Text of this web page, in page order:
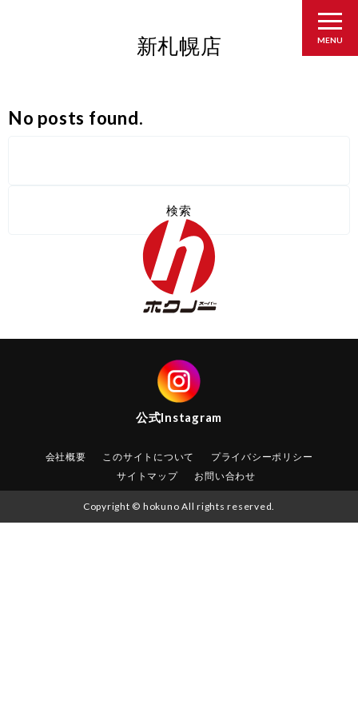
MENU
新札幌店
No posts found.
公式Instagram
会社概要 このサイトについて
プライバシーポリシー
サイトマップ
お問い合わせ
Copyright © hokuno All rights reserved.